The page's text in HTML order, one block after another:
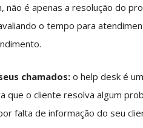
não é apenas a resolução do
o tempo para
chamados: o help desk é
que o cliente resolva algum
falta de informação do seu